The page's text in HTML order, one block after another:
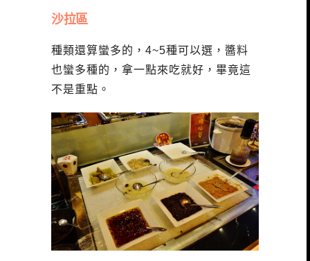
沙拉區
種類還算蠻多的，4~5種可以選，醬料
也蠻多種的，拿一點來吃就好，畢竟這
不是重點。